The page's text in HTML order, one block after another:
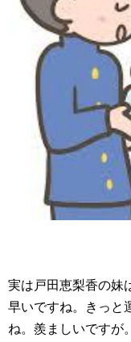
実は戸田恵梨香の妹
早いですね。きっと
ね。羨ましいですが